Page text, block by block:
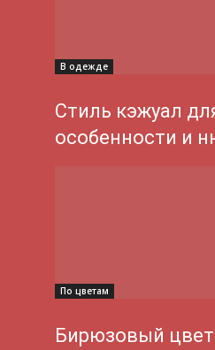
В одежде
Стиль кэжуал
особенности и
По цветам
Бирюзовый